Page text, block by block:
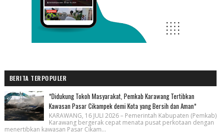
BERITA TERPOPULER
*Didukung Tokoh Masyarakat, Pemkab Karawang Tertibkan
Kawasan Pasar Cikampek demi Kota yang Bersih dan Aman*
KARAWANG, 16 JULI 2026 – Pemerintah Kabupaten (Pemkab)
Karawang bergerak cepat menata pusat perkotaan dengan
menertibkan kawasan Pasar Cikam...